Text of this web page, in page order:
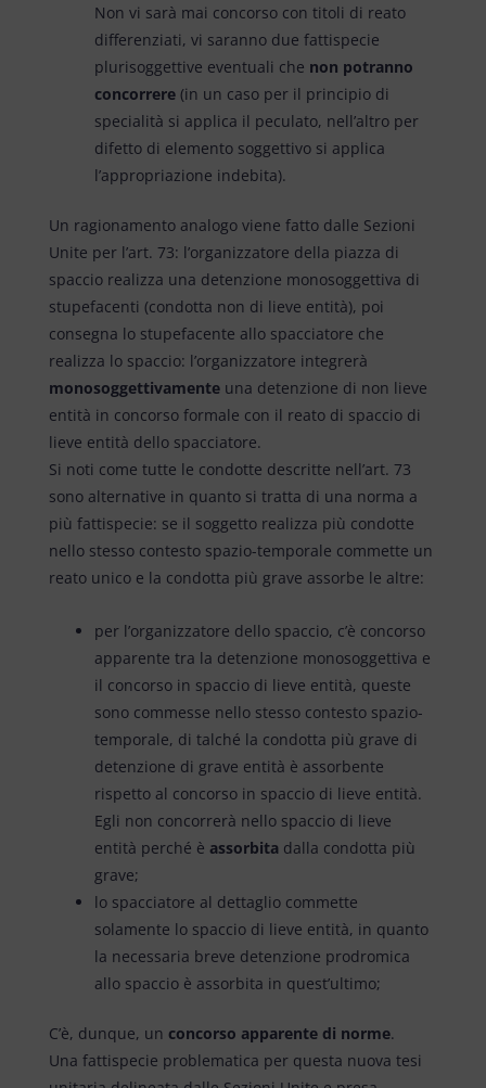
Non vi sarà mai concorso con titoli di reato
differenziati, vi saranno due fattispecie
plurisoggettive eventuali che non potranno
concorrere(in un caso per il principio di
specialità si applica il peculato, nell’altro per
difetto di elemento soggettivo si applica
l’appropriazione indebita).
Un ragionamento analogo viene fatto dalle Sezioni
Unite per l’art. 73: l’organizzatore della piazza di
spaccio realizza una detenzione monosoggettiva di
stupefacenti (condotta non di lieve entità), poi
consegna lo stupefacente allo spacciatore che
realizza lo spaccio: l’organizzatore integrerà
monosoggettivamenteuna detenzione di non lieve
entità in concorso formale con il reato di spaccio di
lieve entità dello spacciatore.
Si noti come tutte le condotte descritte nell’art. 73
sono alternative in quanto si tratta di una norma a
più fattispecie: se il soggetto realizza più condotte
nello stesso contesto spazio-temporale commette un
reato unico e la condotta più grave assorbe le altre:
per l’organizzatore dello spaccio, c’è concorso
apparente tra la detenzione monosoggettiva e
il concorso in spaccio di lieve entità, queste
sono commesse nello stesso contesto spazio-
temporale, di talché la condotta più grave di
detenzione di grave entità è assorbente
rispetto al concorso in spaccio di lieve entità.
Egli non concorrerà nello spaccio di lieve
entità perché è assorbitadalla condotta più
grave;
lo spacciatore al dettaglio commette
solamente lo spaccio di lieve entità, in quanto
la necessaria breve detenzione prodromica
allo spaccio è assorbita in quest’ultimo;
C’è, dunque, un concorso apparente di norme.
Una fattispecie problematica per questa nuova tesi